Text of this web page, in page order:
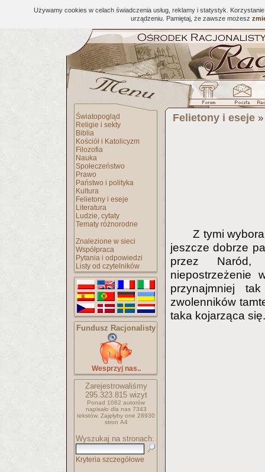
Używamy cookies w celach świadczenia usług, reklamy i statystyk.
urządzeniu. Pamiętaj, że zawsze możesz
Światopogląd
Religie i sekty
Biblia
Kościół i Katolicyzm
Filozofia
Nauka
Społeczeństwo
Prawo
Państwo i polityka
Kultura
Felietony i eseje
Literatura
Ludzie, cytaty
Tematy różnorodne
Znalezione w sieci
Współpraca
Pytania i odpowiedzi
Listy od czytelników
Fundusz Racjonalisty
Wesprzyj nas..
Zarejestrowaliśmy
295.323.815wizyt
Ponad 1062 autorów
napisało dla nas 7343
tekstów. Zajęłyby one 28930
stron A4
Wyszukaj na stronach:
Kryteria szczegółowe
Felietony i eseje
Z tymi
jeszcze dobrze
przez Naród,
niepostrzeżenie
przynajmniej
zwolenników
taka kojarząca się.